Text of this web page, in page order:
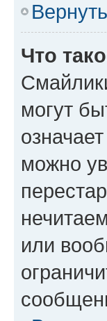
Что
могут
можно
или